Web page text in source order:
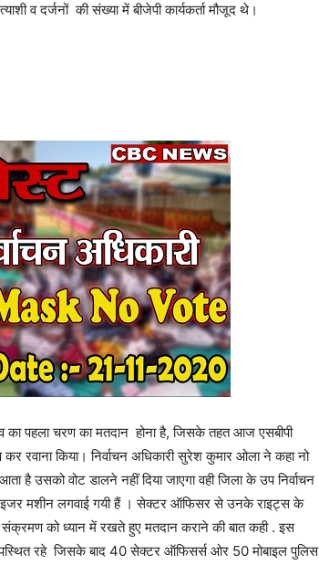
व दर्जनों की संख्या में बीजेपी कार्यकर्ता मौजूद थे।
पहला चरण का मतदान होना है, जिसके तहत आज एसबीपी
रवाना किया। निर्वाचन अधिकारी सुरेश कुमार ओला ने कहा नो
है उसको वोट डालने नहीं दिया जाएगा वही जिला के उप निर्वाचन
मशीन लगवाई गयी हैं । सेक्टर ऑफिसर से उनके राइट्स के
को ध्यान में रखते हुए मतदान कराने की बात कही . इस
रहे जिसके बाद 40 सेक्टर ऑफिसर्स ओर 50 मोबाइल पुलिस